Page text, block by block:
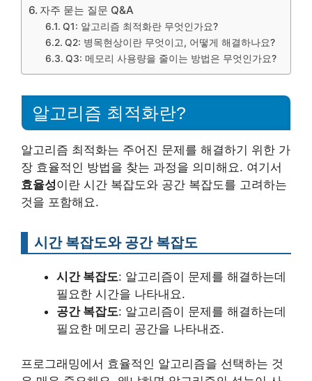
자주 묻는 질문 Q&A
Q1: 알고리즘 최적화란 무엇인가요?
Q2: 병목현상이란 무엇이고, 어떻게 해결하나요?
Q3: 메모리 사용량을 줄이는 방법은 무엇인가요?
알고리즘 최적화란?
알고리즘 최적화는 주어진 문제를 해결하기 위한 가
장 효율적인 방법을 찾는 과정을 의미해요. 여기서
효율성이란 시간 복잡도와 공간 복잡도를 고려하는
것을 포함해요.
시간 복잡도와 공간 복잡도
시간 복잡도: 알고리즘이 문제를 해결하는데
필요한 시간을 나타내요.
공간 복잡도: 알고리즘이 문제를 해결하는데
필요한 메모리 공간을 나타내죠.
프로그래밍에서 효율적인 알고리즘을 선택하는 것